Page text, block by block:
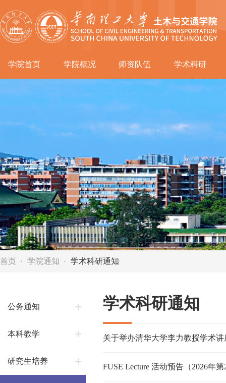
学院首页 学院概况 师资队伍 学术科研
首页 学院通知 学术科研通知
公务通知
本科教学
研究生培养
学术科研通知
关于举办清华大学李力教授学术
FUSE Lecture 活动预告（2026年